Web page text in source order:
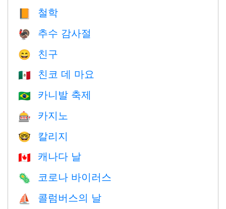
📙 철학
🦃 추수 감사절
😄 친구
🇲🇽 친코 데 마요
🇧🇷 카니발 축제
🎰 카지노
🤓 칼리지
🇨🇦 캐나다 날
🦠 코로나 바이러스
⛵️ 콜럼버스의 날